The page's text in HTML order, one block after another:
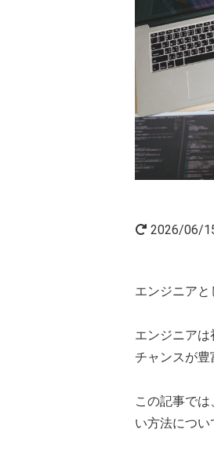
2026/06/
エンジニア
エンジニア
チャンスが豊
この記事で
い方法につい